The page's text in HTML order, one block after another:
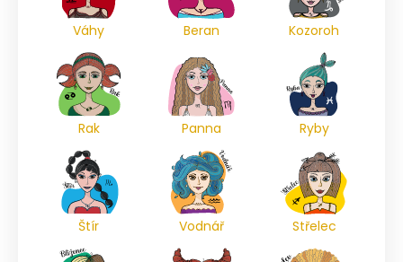
Váhy Beran Kozoroh
Rak Panna Ryby
Štír Vodnář Střelec